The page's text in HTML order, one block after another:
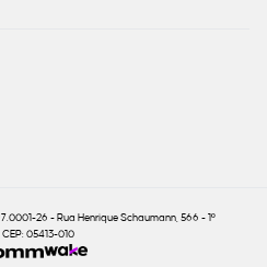
26 - Rua Henrique Schaumann, 566 - 1º
05413-010